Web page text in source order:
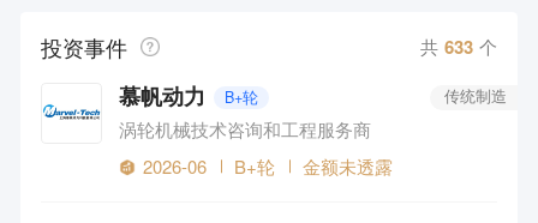
体育游戏 农林牧渔
投资事件 共 633 个
慕帆动力 B+轮
涡轮机械技术咨询和工程服务商
传统制造
2026-06 B+轮 金额未透露